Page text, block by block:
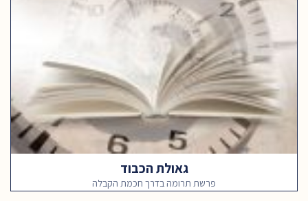
גאולת הכבוד
פרשת תרומה בדרך חכמת הקבלה